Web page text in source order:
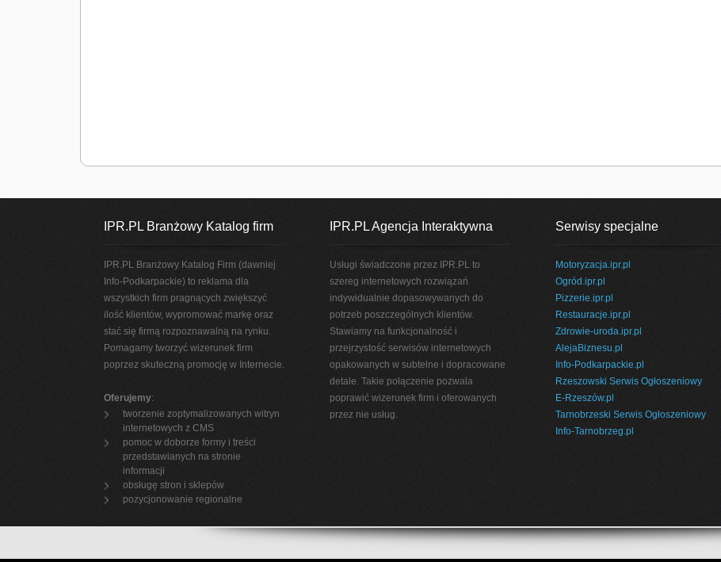
IPR.PL Branżowy Katalog firm
IPR.PL Branżowy Katalog Firm (dawniej
Info-Podkarpackie) to reklama dla
wszystkich firm pragnących zwiększyć
ilość klientów, wypromować markę oraz
stać się firmą rozpoznawalną na rynku.
Pomagamy tworzyć wizerunek firm
poprzez skuteczną promocję w Internecie.
Oferujemy:
tworzenie zoptymalizowanych witryn
internetowych z CMS
pomoc w doborze formy i treści
przedstawianych na stronie
informacji
obsługę stron i sklepów
pozycjonowanie regionalne
IPR.PL Agencja Interaktywna
Usługi świadczone przez IPR.PL to
szereg internetowych rozwiązań
indywidualnie dopasowywanych do
potrzeb poszczególnych klientów.
Stawiamy na funkcjonalność i
przejrzystość serwisów internetowych
opakowanych w subtelne i dopracowane
detale. Takie połączenie pozwala
poprawić wizerunek firm i oferowanych
przez nie usług.
Serwisy specjalne
Motoryzacja.ipr.pl
Ogród.ipr.pl
Pizzerie.ipr.pl
Restauracje.ipr.pl
Zdrowie-uroda.ipr.pl
AlejaBiznesu.pl
Info-Podkarpackie.pl
Rzeszowski Serwis Ogłoszeniowy
E-Rzeszów.pl
Tarnobrzeski Serwis Ogłoszeniowy
Info-Tarnobrzeg.pl